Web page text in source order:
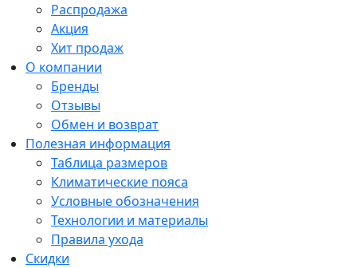
Распродажа
Акция
Хит продаж
О компании
Бренды
Отзывы
Обмен и возврат
Полезная информация
Таблица размеров
Климатические пояса
Условные обозначения
Технологии и материалы
Правила ухода
Скидки